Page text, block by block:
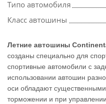
Типо автомобиля
Класс автошины
Летние автошины
созданы специально для
спортивные автомобили с
использовании автошин
оси обладают
торможении и при